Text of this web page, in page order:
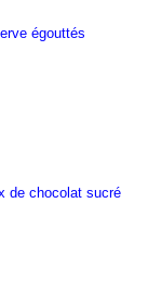
égouttés
de chocolat sucré